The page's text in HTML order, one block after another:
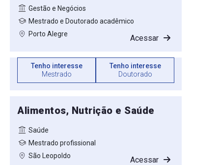
Gestão e Negócios
Porto Alegre
Mestrado e Doutorado acadêmico
Acessar
Tenho interesse
Mestrado
Tenho interesse
Doutorado
Alimentos, Nutrição e Saúde
Saúde
São Leopoldo
Mestrado profissional
Acessar